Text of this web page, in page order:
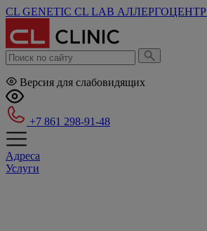
CL GENETIC CL LAB АЛЛЕРГОЦЕНТР
Версия для слабовидящих
+7 861 298-91-48
Адреса
Услуги